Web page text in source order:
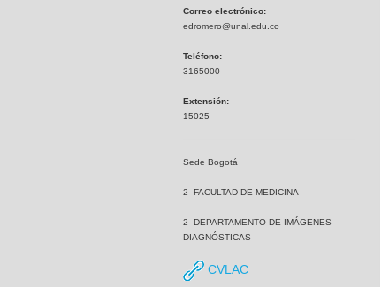
Correo electrónico:
edromero@unal.edu.co
Teléfono:
3165000
Extensión:
15025
Sede Bogotá
2- FACULTAD DE MEDICINA
2- DEPARTAMENTO DE IMÁGENES
DIAGNÓSTICAS
CVLAC